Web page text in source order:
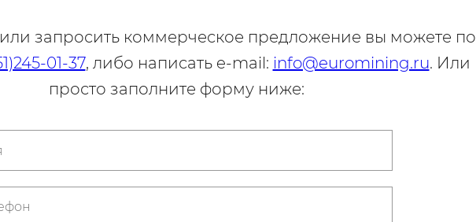
запросить коммерческое предложение вы можете по
01-37, либо написать e-mail: info@euromining.ru. Или
просто заполните форму ниже: